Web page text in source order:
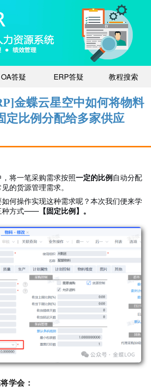
OA答疑 ERP答疑 教程搜索
金蝶云星空中如何将物料
定比例分配给多家供应
将一笔采购需求按照一定的比例 自动分配
的货源管理需求。
何操作实现这种需求呢？本次我们便来学
种方式—— 【固定比例】 。
学会：